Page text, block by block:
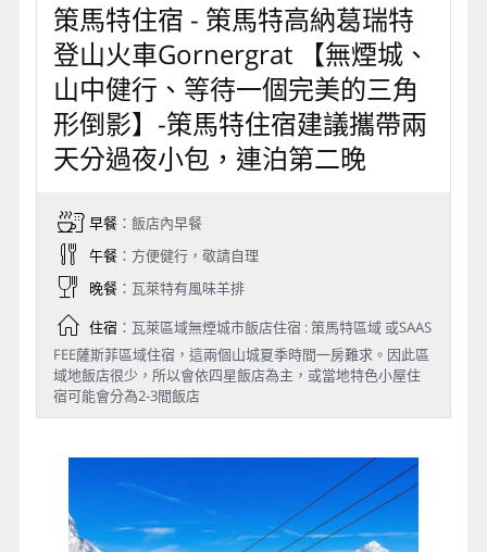
策馬特住宿 - 策馬特高納葛瑞特
登山火車Gornergrat 【無煙城、
山中健行、等待一個完美的三角
形倒影】-策馬特住宿建議攜帶兩
天分過夜小包，連泊第二晚
早餐：飯店內早餐
午餐：方便健行，敬請自理
晚餐：瓦萊特有風味羊排
住宿：瓦萊區域無煙城市飯店住宿 : 策馬特區域 或SAAS
FEE薩斯菲區域住宿，這兩個山城夏季時間一房難求。因此區
域地飯店很少，所以會依四星飯店為主，或當地特色小屋住
宿可能會分為2-3間飯店